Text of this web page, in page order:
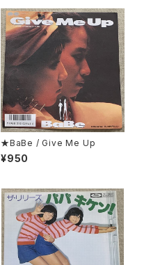
★BaBe / Give Me Up
¥950